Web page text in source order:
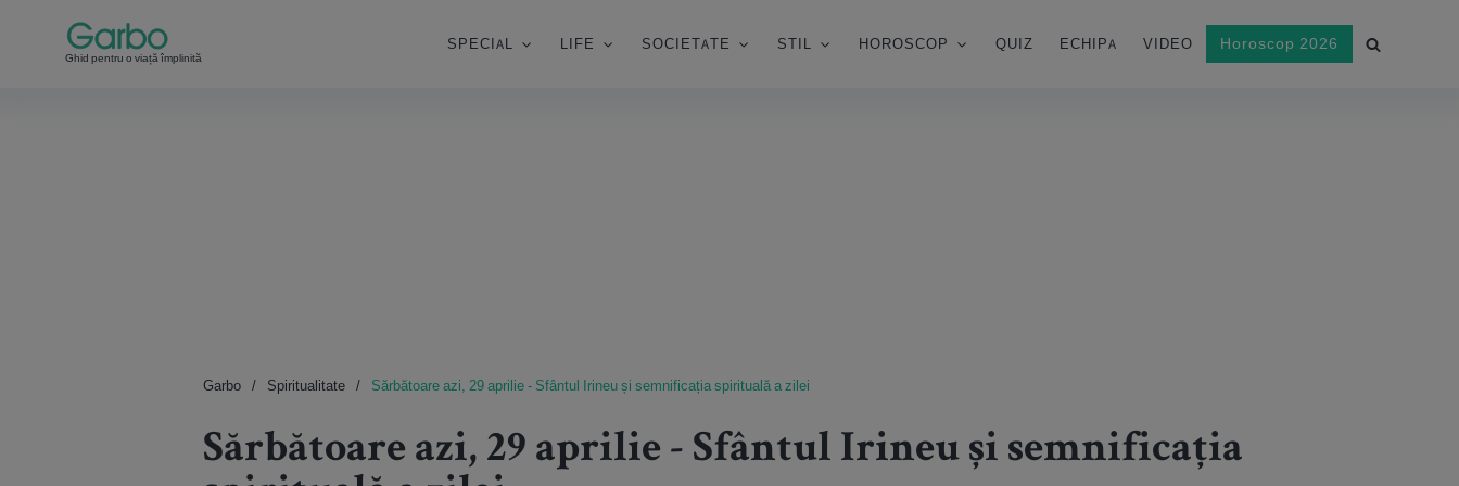
Ghid pentru o viață împlinită
SPECIAL LIFE SOCIETATE STIL HOROSCOP QUIZ ECHIPA VIDEO Horoscop 2026
Garbo Spiritualitate Sărbătoare azi, 29 aprilie - Sfântul Irineu și semnificația spirituală a zilei
Sărbătoare azi, 29 aprilie - Sfântul Irineu și semnificația